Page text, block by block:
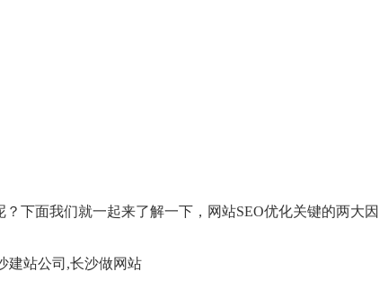
下面我们就一起来了解一下，网站SEO优化关键的两大因